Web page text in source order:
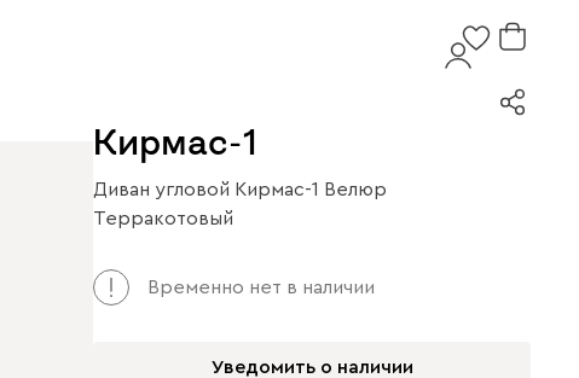
Кирмас-1
Диван угловой Кирмас-1 Велюр
Терракотовый
Временно нет в наличии
Уведомить о наличии